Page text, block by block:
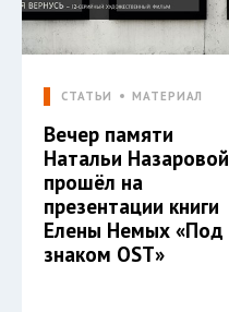
СТАТЬИ МАТЕРИАЛ
Вечер памяти
Натальи Назаровой
прошёл на
презентации книги
Елены Немых «Под
знаком OST»